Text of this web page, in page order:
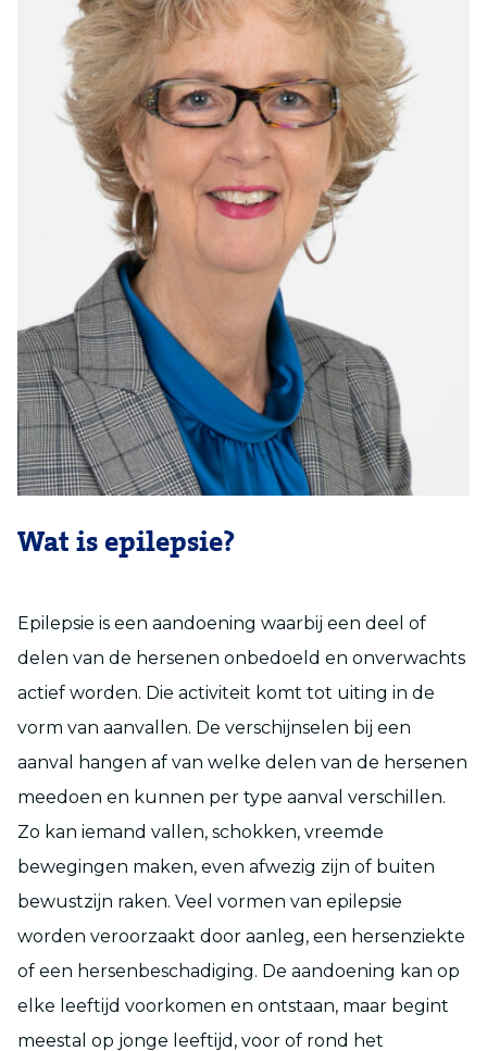
Wat is epilepsie?
Epilepsie is een aandoening waarbij een deel of
delen van de hersenen onbedoeld en onverwachts
actief worden. Die activiteit komt tot uiting in de
vorm van aanvallen. De verschijnselen bij een
aanval hangen af van welke delen van de hersenen
meedoen en kunnen per type aanval verschillen.
Zo kan iemand vallen, schokken, vreemde
bewegingen maken, even afwezig zijn of buiten
bewustzijn raken. Veel vormen van epilepsie
worden veroorzaakt door aanleg, een hersenziekte
of een hersenbeschadiging. De aandoening kan op
elke leeftijd voorkomen en ontstaan, maar begint
meestal op jonge leeftijd, voor of rond het